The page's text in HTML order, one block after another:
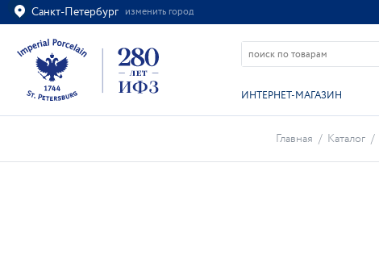
Санкт-Петербург изменить город
Ваш город Санкт-Петербург?
ВСЁ ВЕРНО ИЗМЕНИТЬ
ИНТЕРНЕТ-МАГАЗИН
Главная / Каталог /